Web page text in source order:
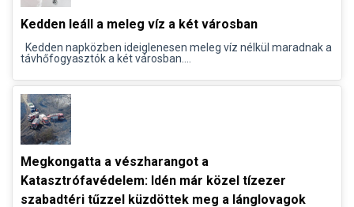
Kedden leáll a meleg víz a két városban
Kedden napközben ideiglenesen meleg víz nélkül maradnak a
távhőfogyasztók a két városban....
Megkongatta a vészharangot a
Katasztrófavédelem: Idén már közel tízezer
szabadtéri tűzzel küzdöttek meg a lánglovagok